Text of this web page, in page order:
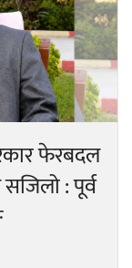
फेरबदल
: पूर्व